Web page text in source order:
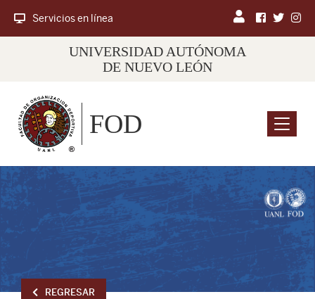
Servicios en línea
UNIVERSIDAD AUTÓNOMA
DE NUEVO LEÓN
Menu
FOD
REGRESAR